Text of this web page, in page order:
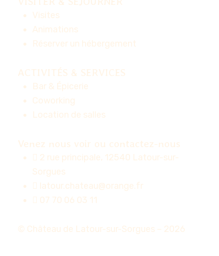
Visites
Animations
Réserver un hébergement
ACTIVITÉS & SERVICES
Bar & Épicerie
Coworking
Location de salles
Venez nous voir ou contactez-nous
2 rue principale, 12540 Latour-sur-
Sorgues
latour.chateau@orange.fr
07 70 06 03 11
© Château de Latour-sur-Sorgues – 2026